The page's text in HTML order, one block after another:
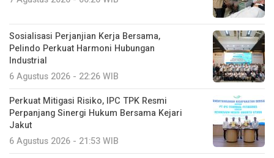
Sosialisasi Perjanjian Kerja Bersama,
Pelindo Perkuat Harmoni Hubungan
Industrial
6 Agustus 2026 - 22:26 WIB
Perkuat Mitigasi Risiko, IPC TPK Resmi
Perpanjang Sinergi Hukum Bersama Kejari
Jakut
6 Agustus 2026 - 21:53 WIB